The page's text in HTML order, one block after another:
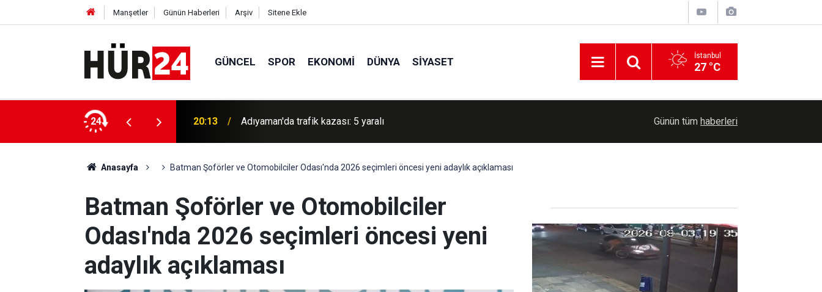
Manşetler Günün Haberleri Arşiv Sitene Ekle
GÜNCEL SPOR EKONOMI DÜNYA SIYASET İstanbul
27 °C
24 19:50 Eski ABD başkanı Biden'in kanseri tüm vücuduna yayıldı
yürütülsün
Günün tüm haberleri
Anasayfa Batman Şoförler ve Otomobilciler Odası'nda 2026 seçimleri öncesi yeni adaylık açıklaması
Batman Şoförler ve Otomobilciler
Odası'nda 2026 seçimleri öncesi yeni
adaylık açıklaması